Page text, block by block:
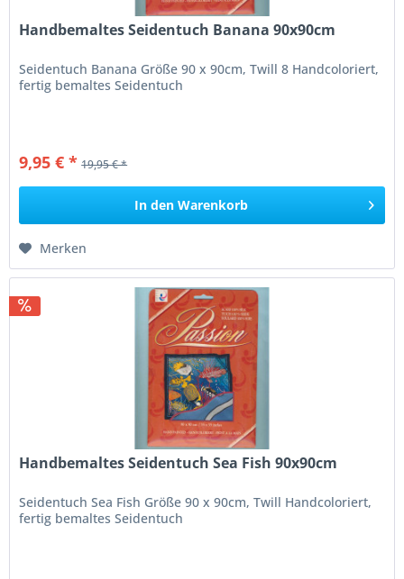
Handbemaltes Seidentuch Banana 90x90cm
Seidentuch Banana Größe 90 x 90cm, Twill 8 Handcoloriert,
fertig bemaltes Seidentuch
9,95 € * 19,95 € *
In den Warenkorb
Merken
Handbemaltes Seidentuch Sea Fish 90x90cm
Seidentuch Sea Fish Größe 90 x 90cm, Twill Handcoloriert,
fertig bemaltes Seidentuch